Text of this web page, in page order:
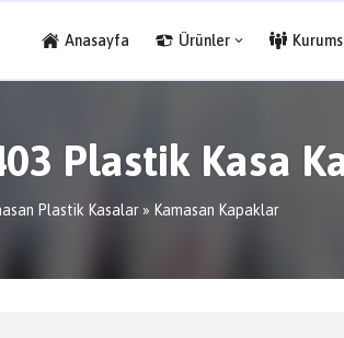
Anasayfa Ürünler
Plastik Kasa
Plastik Kasalar » Kamasan Kapaklar